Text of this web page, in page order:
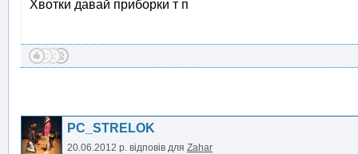
Хвотки давай приборки т п
PC_STRELOK
20.06.2012 р. відповів для Zahar